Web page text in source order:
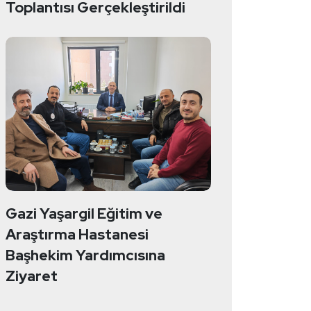
Toplantısı Gerçekleştirildi
Gazi Yaşargil Eğitim ve
Araştırma Hastanesi
Başhekim Yardımcısına
Ziyaret